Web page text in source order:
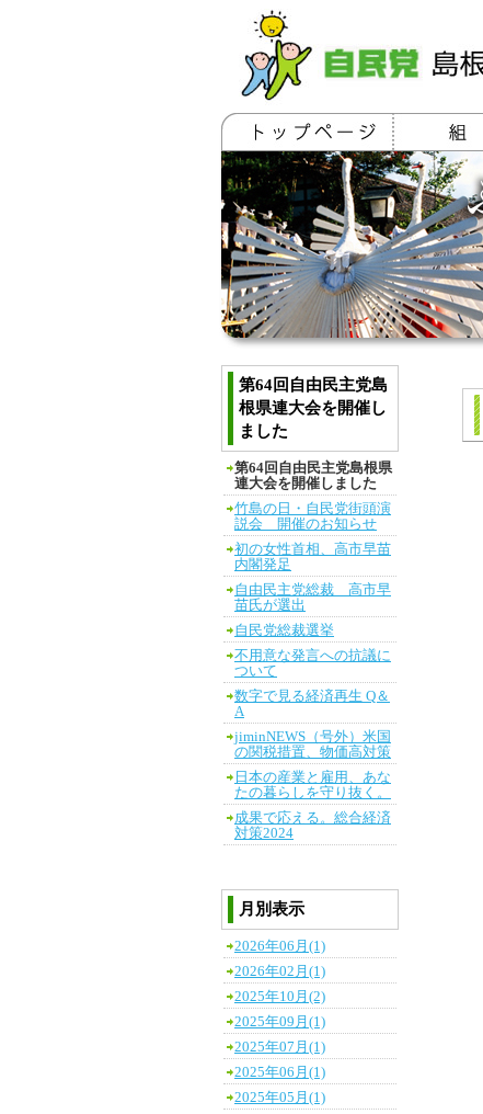
第64回自由民主党島
根県連大会を開催し
ました
第64回自由民主党島根県
連大会を開催しました
竹島の日・自民党街頭演
説会 開催のお知らせ
初の女性首相、高市早苗
内閣発足
自由民主党総裁 高市早
苗氏が選出
自民党総裁選挙
不用意な発言への抗議に
ついて
数字で見る経済再生 Q＆
A
jiminNEWS（号外）米国
の関税措置、物価高対策
日本の産業と雇用、あな
たの暮らしを守り抜く。
成果で応える。総合経済
対策2024
月別表示
2026年06月(1)
2026年02月(1)
2025年10月(2)
2025年09月(1)
2025年07月(1)
2025年06月(1)
2025年05月(1)